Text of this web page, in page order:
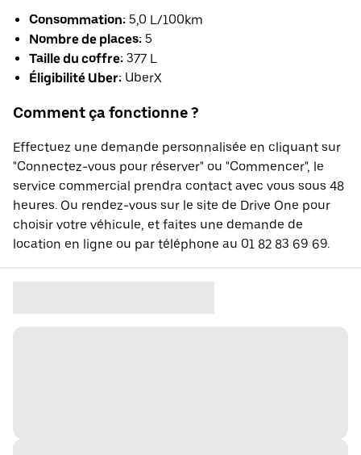
Consommation: 5,0 L/100km
Nombre de places: 5
Taille du coffre: 377 L
Éligibilité Uber: UberX
Comment ça fonctionne ?
Effectuez une demande personnalisée en cliquant sur
"Connectez-vous pour réserver" ou "Commencer", le
service commercial prendra contact avec vous sous 48
heures. Ou rendez-vous sur le site de Drive One pour
choisir votre véhicule, et faites une demande de
location en ligne ou par téléphone au 01 82 83 69 69.